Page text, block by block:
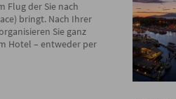
Flug der Sie nach
bringt. Nach Ihrer
Sie ganz
Hotel – entweder per